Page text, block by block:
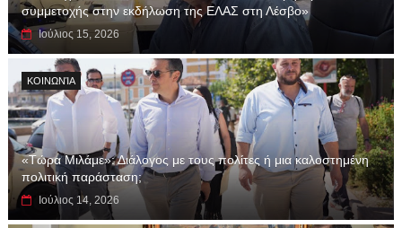
συμμετοχής στην εκδήλωση της ΕΛΑΣ στη Λέσβο»
Ιούλιος 15, 2026
ΚΟΙΝΩΝΊΑ
«Τώρα Μιλάμε»: Διάλογος με τους πολίτες ή μια καλοστημένη
πολιτική παράσταση;
Ιούλιος 14, 2026